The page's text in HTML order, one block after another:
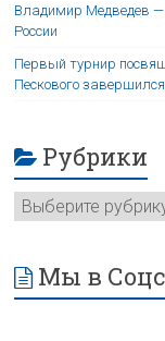
Владимир Медведев —
России
Первый турнир
Пескового
Рубрики
Мы в